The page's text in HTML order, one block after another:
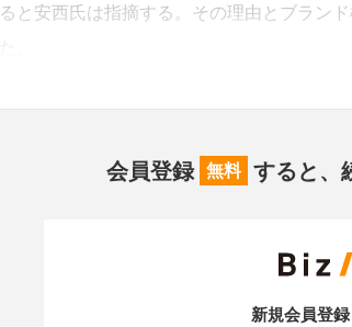
ると安西氏は指摘する。その理由とブラン
会員登録 無料 すると、
新規会員登録